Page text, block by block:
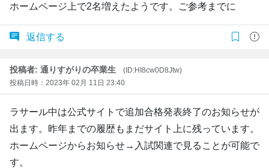
ホームページ上で2名増えたようです。ご参考までに
返信する
投稿者: 通りすがりの卒業生
(ID:HI8cw0D8Jtw)
投稿日時：2023年 02月 11日 23:40
ラサール中は公式サイトで追加合格発表終了のお知らせが
出ます。昨年までの履歴もまだサイト上に残っています。
ホームページからお知らせ→入試関連で見ることが可能で
す。